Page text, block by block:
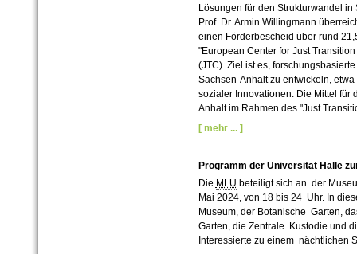
Lösungen für den Strukturwandel
Prof. Dr. Armin Willingmann
einen Förderbescheid über rund
"European Center for Just
(JTC). Ziel ist es,
Sachsen-Anhalt zu entwickeln,
sozialer Innovationen. Die Mittel für
Anhalt im Rahmen des "Just
[ mehr ... ]
Programm der Universität Halle
Die MLU beteiligt sich an der
Mai 2024, von 18 bis 24 Uhr. In
Museum, der Botanische Garten,
Garten, die Zentrale Kustodie und
Interessierte zu einem nächtlichen